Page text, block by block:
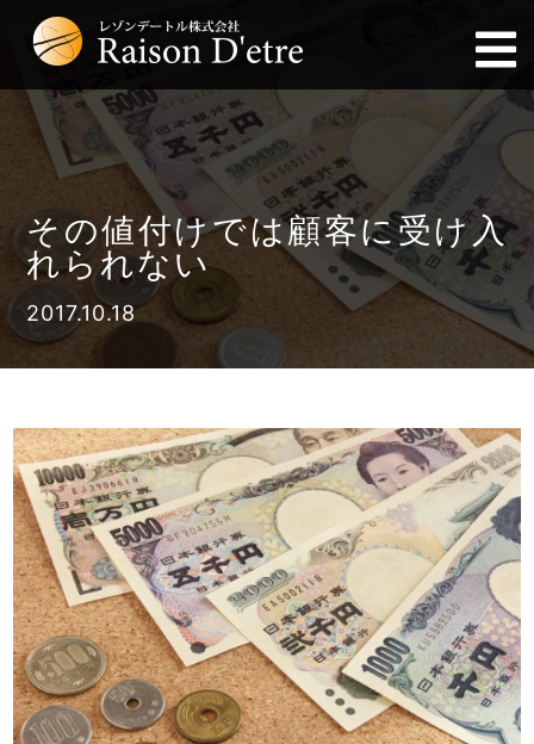
その値付けでは顧客に受け入
れられない
2017.10.18